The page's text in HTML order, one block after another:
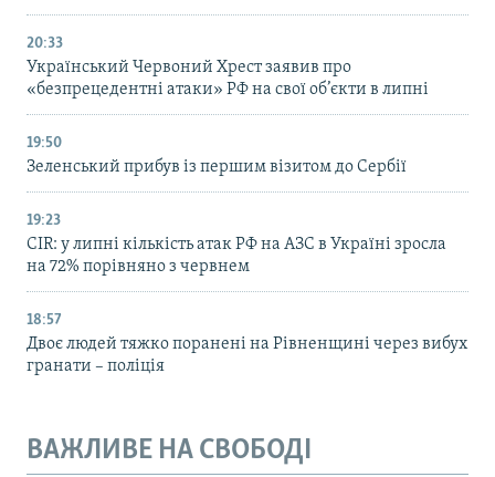
20:33
Український Червоний Хрест заявив про
«безпрецедентні атаки» РФ на свої об’єкти в липні
19:50
Зеленський прибув із першим візитом до Сербії
19:23
CIR: у липні кількість атак РФ на АЗС в Україні зросла
на 72% порівняно з червнем
18:57
Двоє людей тяжко поранені на Рівненщині через вибух
гранати – поліція
ВАЖЛИВЕ НА СВОБОДІ